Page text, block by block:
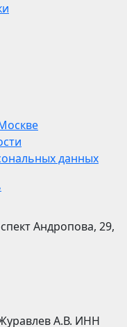
данных
Андропова, 29,
А.В. ИНН